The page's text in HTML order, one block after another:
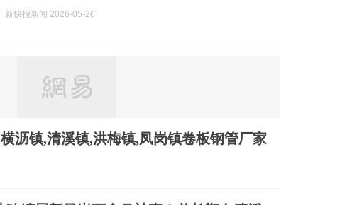
新快报新闻 2026-05-26
沥镇,清溪镇,洪梅镇,凤岗镇卷板钢管厂家